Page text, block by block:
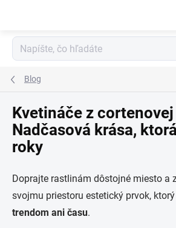
Blog
Kvetináče z
Nadčasová krása,
roky
Doprajte rastlinám dôstojné miesto a
svojmu priestoru estetický prvok, ktorý
trendom ani času.